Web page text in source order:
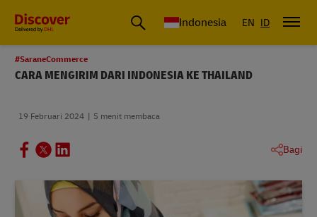
DHL Express Indonesia Indonesia EN ID
#SaraneCommerce
CARA MENGIRIM DARI INDONESIA KE THAILAND
19 Februari 2024 5 menit membaca
Bagi